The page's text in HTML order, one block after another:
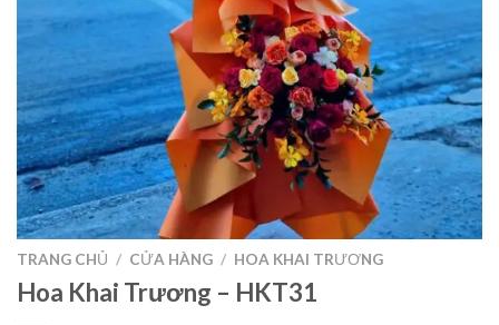
TRANG CHỦ / CỬA HÀNG / HOA KHAI TRƯƠNG
Hoa Khai Trương – HKT31